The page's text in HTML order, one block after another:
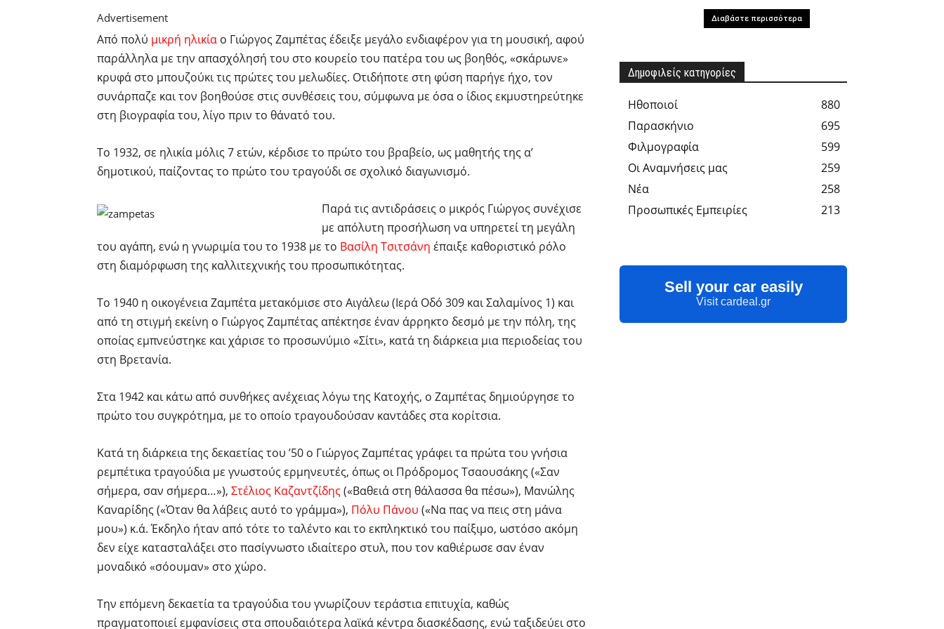
Advertisement
Από πολύ μικρή ηλικία ο Γιώργος Ζαμπέτας έδειξε μεγάλο ενδιαφέρον για τη μουσική, αφού
παράλληλα με την απασχόλησή του στο κουρείο του πατέρα του ως βοηθός, «σκάρωνε»
κρυφά στο μπουζούκι τις πρώτες του μελωδίες. Οτιδήποτε στη φύση παρήγε ήχο, τον
συνάρπαζε και τον βοηθούσε στις συνθέσεις του, σύμφωνα με όσα ο ίδιος εκμυστηρεύτηκε
στη βιογραφία του, λίγο πριν το θάνατό του.
Το 1932, σε ηλικία μόλις 7 ετών, κέρδισε το πρώτο του βραβείο, ως μαθητής της α’
δημοτικού, παίζοντας το πρώτο του τραγούδι σε σχολικό διαγωνισμό.
Παρά τις αντιδράσεις ο μικρός Γιώργος συνέχισε
με απόλυτη προσήλωση να υπηρετεί τη μεγάλη
του αγάπη, ενώ η γνωριμία του το 1938 με το Βασίλη Τσιτσάνη έπαιξε καθοριστικό ρόλο
στη διαμόρφωση της καλλιτεχνικής του προσωπικότητας.
Το 1940 η οικογένεια Ζαμπέτα μετακόμισε στο Αιγάλεω (Ιερά Οδό 309 και Σαλαμίνος 1) και
από τη στιγμή εκείνη ο Γιώργος Ζαμπέτας απέκτησε έναν άρρηκτο δεσμό με την πόλη, της
οποίας εμπνεύστηκε και χάρισε το προσωνύμιο «Σίτι», κατά τη διάρκεια μια περιοδείας του
στη Βρετανία.
Στα 1942 και κάτω από συνθήκες ανέχειας λόγω της Κατοχής, ο Ζαμπέτας δημιούργησε το
πρώτο του συγκρότημα, με το οποίο τραγουδούσαν καντάδες στα κορίτσια.
Κατά τη διάρκεια της δεκαετίας του ’50 ο Γιώργος Ζαμπέτας γράφει τα πρώτα του γνήσια
ρεμπέτικα τραγούδια με γνωστούς ερμηνευτές, όπως οι Πρόδρομος Τσαουσάκης («Σαν
σήμερα, σαν σήμερα…»), Στέλιος Καζαντζίδης(«Βαθειά στη θάλασσα θα πέσω»), Μανώλης
Καναρίδης («Όταν θα λάβεις αυτό το γράμμα»), Πόλυ Πάνου («Να πας να πεις στη μάνα
μου») κ.ά. Έκδηλο ήταν από τότε το ταλέντο και το εκπληκτικό του παίξιμο, ωστόσο ακόμη
δεν είχε κατασταλάξει στο πασίγνωστο ιδιαίτερο στυλ, που τον καθιέρωσε σαν έναν
μοναδικό «σόουμαν» στο χώρο.
Την επόμενη δεκαετία τα τραγούδια του γνωρίζουν τεράστια επιτυχία, καθώς
πραγματοποιεί εμφανίσεις στα σπουδαιότερα λαϊκά κέντρα διασκέδασης, ενώ ταξιδεύει στο
Διαβάστε περισσότερα
Δημοφιλείς κατηγορίες
Hθοποιοί
880
Παρασκήνιο
695
Φιλμογραφία
599
Οι Αναμνήσεις μας
259
Νέα
258
Προσωπικές Εμπειρίες
213
Sell your car easily
Visit cardeal.gr